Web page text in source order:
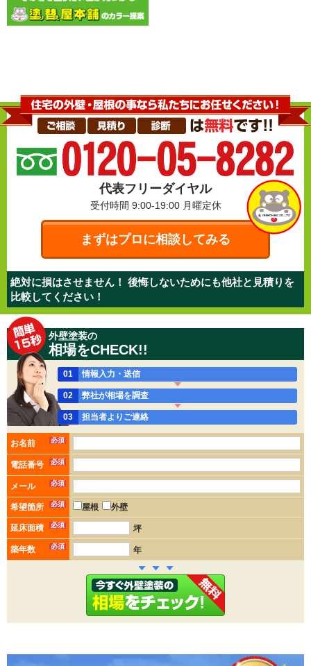
代表フリーダイヤル
受付時間 9:00-19:00 月曜定休
まずはプロに相談してみる
絶対に損はさせません！ 後悔しないためにも他社と見積りを
比較してください！
外壁塗装の
相場をCHECK!!
01 情報入力・送信
02 弊社が相場を調査
03 担当者よりご連絡
お名前 必須
電話番号 必須
メール 必須
希望箇所 必須 屋根 外壁
延床面積 必須 坪
築年数 必須 年